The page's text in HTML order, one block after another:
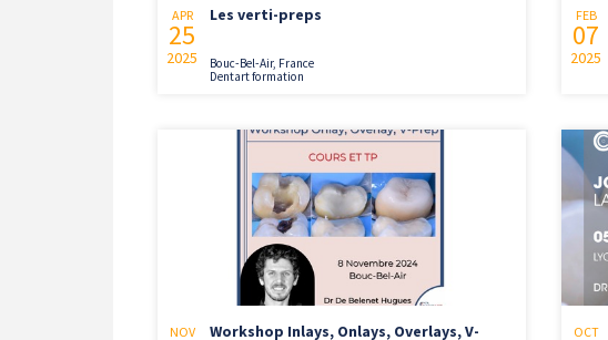
APR
25
2025
Les verti-preps
Bouc-Bel-Air, France
Dentart formation
FEB
07
2025
NOV
Workshop Inlays, Onlays, Overlays, V-
OCT